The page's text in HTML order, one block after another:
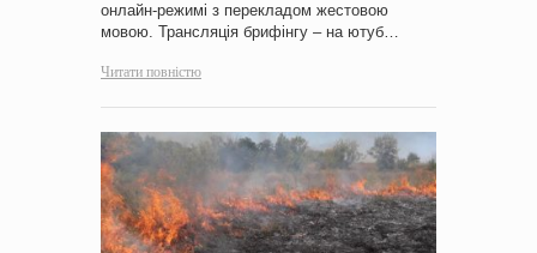
онлайн-режимі з перекладом жестовою
мовою. Трансляція брифінгу – на ютуб…
Читати повністю